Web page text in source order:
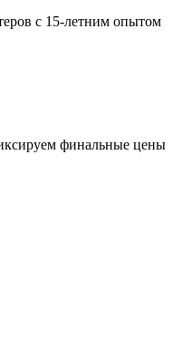
с 15-летним опытом
финальные цены